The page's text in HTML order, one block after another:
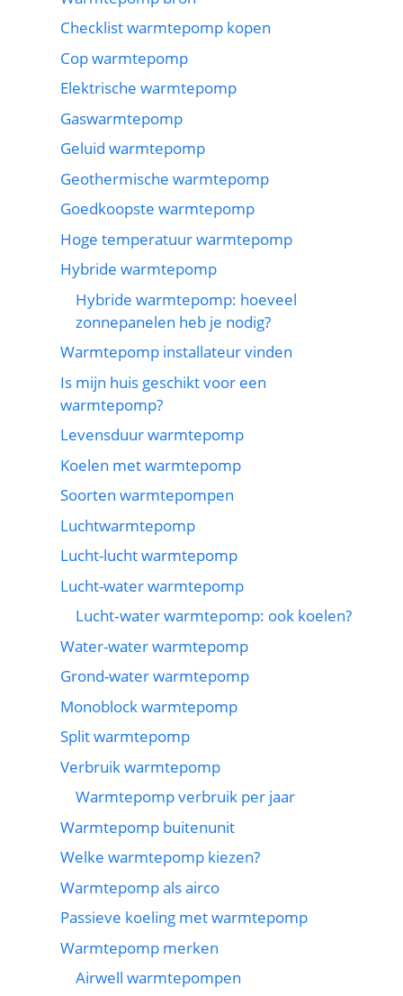
Checklist warmtepomp kopen
Cop warmtepomp
Elektrische warmtepomp
Gaswarmtepomp
Geluid warmtepomp
Geothermische warmtepomp
Goedkoopste warmtepomp
Hoge temperatuur warmtepomp
Hybride warmtepomp
Hybride warmtepomp: hoeveel
zonnepanelen heb je nodig?
Warmtepomp installateur vinden
Is mijn huis geschikt voor een
warmtepomp?
Levensduur warmtepomp
Koelen met warmtepomp
Soorten warmtepompen
Luchtwarmtepomp
Lucht-lucht warmtepomp
Lucht-water warmtepomp
Lucht‑water warmtepomp: ook koelen?
Water-water warmtepomp
Grond-water warmtepomp
Monoblock warmtepomp
Split warmtepomp
Verbruik warmtepomp
Warmtepomp verbruik per jaar
Warmtepomp buitenunit
Welke warmtepomp kiezen?
Warmtepomp als airco
Passieve koeling met warmtepomp
Warmtepomp merken
Airwell warmtepompen